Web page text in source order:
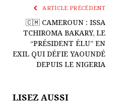
ARTICLE PRÉCÉDENT
🇨🇲 CAMEROUN : ISSA
TCHIROMA BAKARY, LE
“PRÉSIDENT ÉLU” EN
EXIL QUI DÉFIE YAOUNDÉ
DEPUIS LE NIGERIA
LISEZ AUSSI